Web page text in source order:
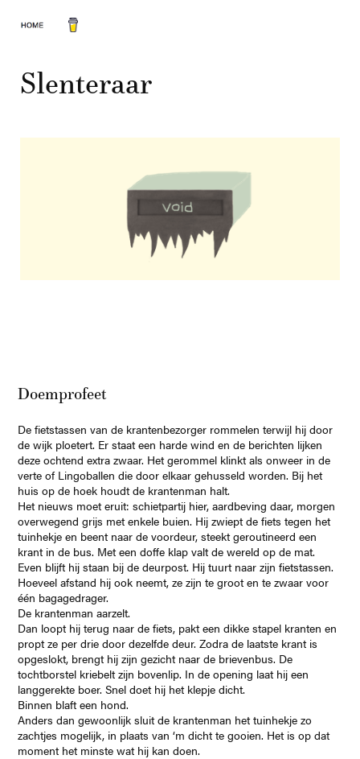
Slenteraar
Doemprofeet
De fietstassen van de krantenbezorger rommelen terwijl hij door
de wijk ploetert. Er staat een harde wind en de berichten lijken
deze ochtend extra zwaar. Het gerommel klinkt als onweer in de
verte of Lingoballen die door elkaar gehusseld worden. Bij het
huis op de hoek houdt de krantenman halt.
Het nieuws moet eruit: schietpartij hier, aardbeving daar, morgen
overwegend grijs met enkele buien. Hij zwiept de fiets tegen het
tuinhekje en beent naar de voordeur, steekt geroutineerd een
krant in de bus. Met een doffe klap valt de wereld op de mat.
Even blijft hij staan bij de deurpost. Hij tuurt naar zijn fietstassen.
Hoeveel afstand hij ook neemt, ze zijn te groot en te zwaar voor
één bagagedrager.
De krantenman aarzelt.
Dan loopt hij terug naar de fiets, pakt een dikke stapel kranten en
propt ze per drie door dezelfde deur. Zodra de laatste krant is
opgeslokt, brengt hij zijn gezicht naar de brievenbus. De
tochtborstel kriebelt zijn bovenlip. In de opening laat hij een
langgerekte boer. Snel doet hij het klepje dicht.
Binnen blaft een hond.
Anders dan gewoonlijk sluit de krantenman het tuinhekje zo
zachtjes mogelijk, in plaats van ‘m dicht te gooien. Het is op dat
moment het minste wat hij kan doen.